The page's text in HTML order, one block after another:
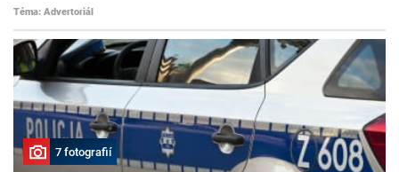
Téma: Advertoriál
7 fotografií